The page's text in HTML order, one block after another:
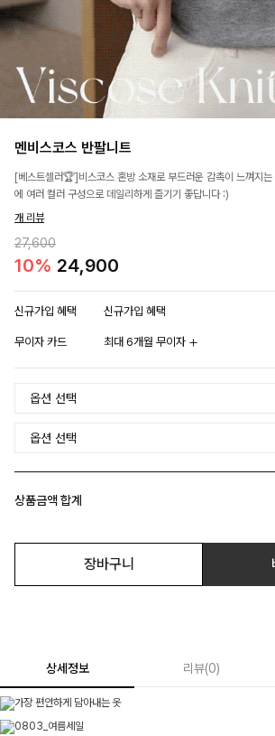
멘비스코스 반팔니트
[베스트셀러🏆]비스코스 혼방 소재로 부드러운 감촉이 느껴지
에 여러 컬러 구성으로 데일리하게 즐기기 좋답니다 :)
개 리뷰
27,600
10% 24,900
신규가입 혜택 신규가입 혜택
무이자 카드 최대 6개월 무이자
상품금액 합계
장바구니
상세정보 리뷰(0)